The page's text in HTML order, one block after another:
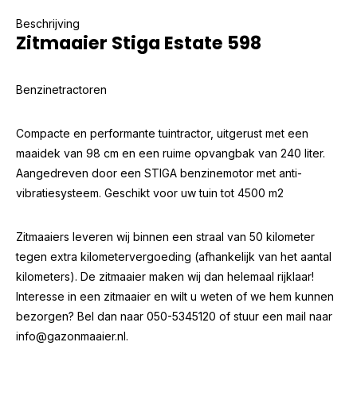
Beschrijving
Zitmaaier Stiga Estate 598
Benzinetractoren
Compacte en performante tuintractor, uitgerust met een
maaidek van 98 cm en een ruime opvangbak van 240 liter.
Aangedreven door een STIGA benzinemotor met anti-
vibratiesysteem. Geschikt voor uw tuin tot 4500 m2
Zitmaaiers leveren wij binnen een straal van 50 kilometer
tegen extra kilometervergoeding (afhankelijk van het aantal
kilometers). De zitmaaier maken wij dan helemaal rijklaar!
Interesse in een zitmaaier en wilt u weten of we hem kunnen
bezorgen? Bel dan naar 050-5345120 of stuur een mail naar
info@gazonmaaier.nl.